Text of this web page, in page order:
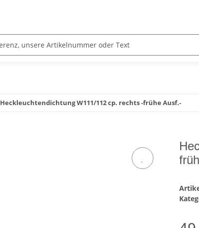
Heckleuchtendichtung W111/112 cp. rechts -frühe Ausf.-